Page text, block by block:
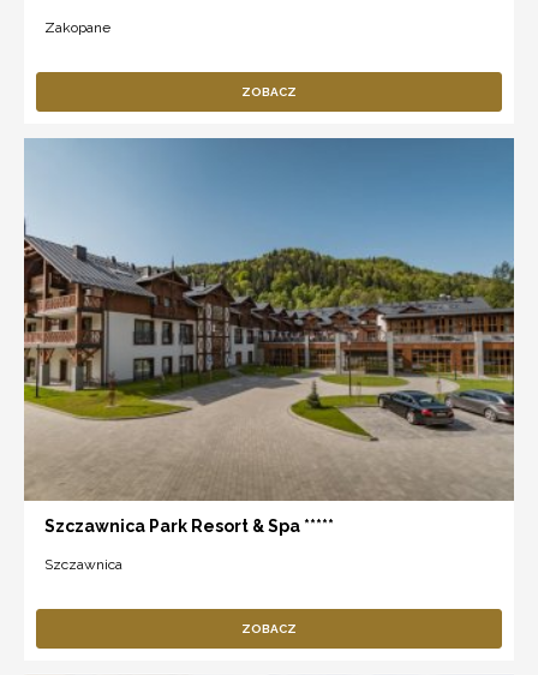
Zakopane
ZOBACZ
Szczawnica Park Resort & Spa *****
Szczawnica
ZOBACZ